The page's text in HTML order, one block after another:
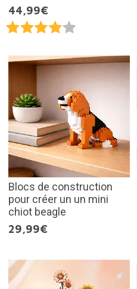
44,99€
Blocs de construction
pour créer un un mini
chiot beagle
29,99€